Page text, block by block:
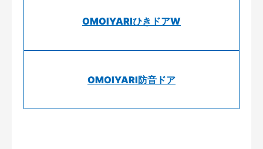
OMOIYARIひきドアW
OMOIYARI防音ドア